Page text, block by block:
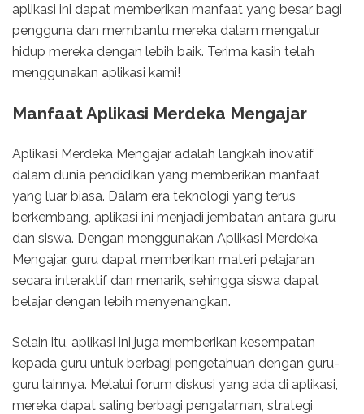
aplikasi ini dapat memberikan manfaat yang besar bagi
pengguna dan membantu mereka dalam mengatur
hidup mereka dengan lebih baik. Terima kasih telah
menggunakan aplikasi kami!
Manfaat Aplikasi Merdeka Mengajar
Aplikasi Merdeka Mengajar adalah langkah inovatif
dalam dunia pendidikan yang memberikan manfaat
yang luar biasa. Dalam era teknologi yang terus
berkembang, aplikasi ini menjadi jembatan antara guru
dan siswa. Dengan menggunakan Aplikasi Merdeka
Mengajar, guru dapat memberikan materi pelajaran
secara interaktif dan menarik, sehingga siswa dapat
belajar dengan lebih menyenangkan.
Selain itu, aplikasi ini juga memberikan kesempatan
kepada guru untuk berbagi pengetahuan dengan guru-
guru lainnya. Melalui forum diskusi yang ada di aplikasi,
mereka dapat saling berbagi pengalaman, strategi